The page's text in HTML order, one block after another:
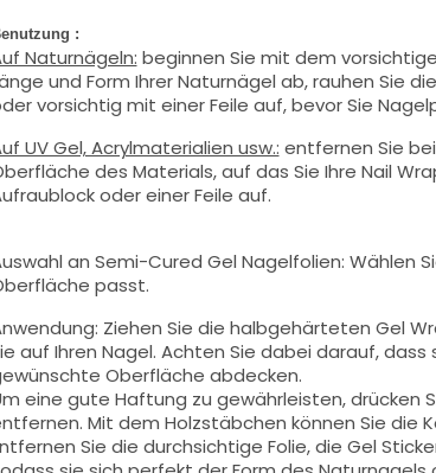
:
Naturnägeln: beginnen Sie mit dem
und Form Ihrer Naturnägel ab, rauhen Sie
vorsichtig mit einer Feile auf, bevor Sie
UV Gel, Acrylmaterialien usw.: entfernen Sie
des Materials, auf das Sie Ihre Nail
oder einer Feile auf.
an Semi-Cured Gel Nagelfolien: Wählen
passt.
Ziehen Sie die halbgehärteten Gel
auf Ihren Nagel. Achten Sie dabei darauf,
Oberfläche abdecken.
eine gute Haftung zu gewährleisten, drücken
Mit dem Holzstäbchen können Sie die
Sie die durchsichtige Folie, die Gel